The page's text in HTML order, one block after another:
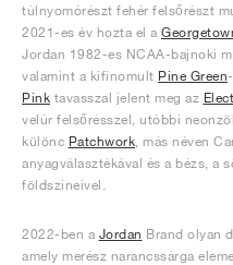
túlnyomórészt fehér felsőrészt
2021-es év hozta el a
Jordan 1982-es NCAA-bajnoki
valamint a kifinomult Pine Green
Pink tavasszal jelent meg az
velúr felsőrésszel, utóbbi
különc Patchwork , más néven
anyagválasztékával és a bézs, a
földszíneivel.
2022-ben a Jordan Brand olyan
amely merész narancssárga